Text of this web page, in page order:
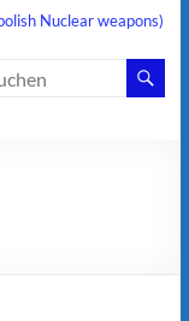
Nuclear weapons)